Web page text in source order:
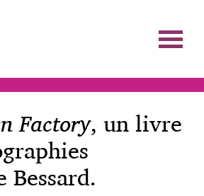
Factory, un livre
Bessard.